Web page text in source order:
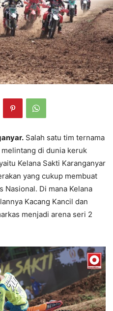
Salah satu tim ternama
di dunia keruk
Kelana Sakti Karanganyar
yang cukup membuat
Nasional. Di mana Kelana
Kacang Kancil dan
menjadi arena seri 2